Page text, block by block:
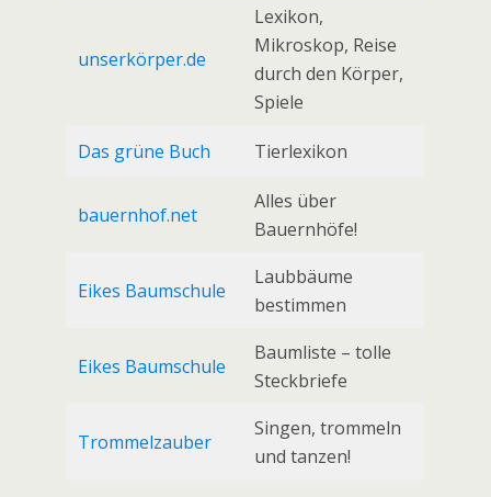
unserkörper.de
Lexikon,
Mikroskop, Reise
durch den Körper,
Spiele
Das grüne Buch Tierlexikon
bauernhof.net
Alles über
Bauernhöfe!
Eikes Baumschule
Laubbäume
bestimmen
Eikes Baumschule
Baumliste – tolle
Steckbriefe
Trommelzauber
Singen, trommeln
und tanzen!